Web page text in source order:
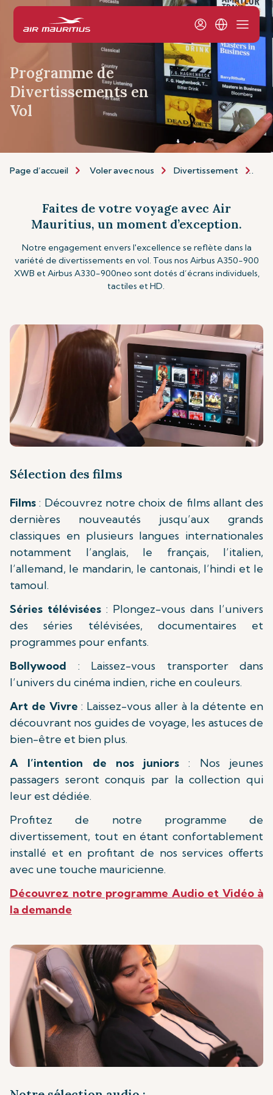
Programme de
Divertissements en
Vol
Page d’accueil Voler avec nous Divertissement
Faites de votre voyage avec Air
Mauritius, un moment d’exception.
Notre engagement envers l'excellence se reflète dans la
variété de divertissements en vol. Tous nos Airbus A350-900
XWB et Airbus A330-900neo sont dotés d’écrans individuels,
tactiles et HD.
Sélection des films
Films: Découvrez notre choix de films allant des
dernières nouveautés jusqu’aux grands
classiques en plusieurs langues internationales
notamment l’anglais, le français, l’italien,
l’allemand, le mandarin, le cantonais, l’hindi et le
tamoul.
Séries télévisées : Plongez-vous dans l’univers
des séries télévisées, documentaires et
programmes pour enfants.
Bollywood : Laissez-vous transporter dans
l’univers du cinéma indien, riche en couleurs.
Art de Vivre : Laissez-vous aller à la détente en
découvrant nos guides de voyage, les astuces de
bien-être et bien plus.
A l’intention de nos juniors : Nos jeunes
passagers seront conquis par la collection qui
leur est dédiée.
Profitez de notre programme de
divertissement, tout en étant confortablement
installé et en profitant de nos services offerts
avec une touche mauricienne.
Découvrez notre programme Audio et Vidéo à
la demande